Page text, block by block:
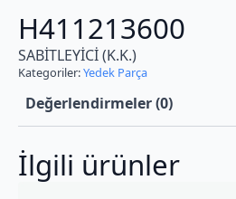
H411213600
SABİTLEYİCİ (K.K.)
Kategoriler:Yedek Parça
Değerlendirmeler (0)
İlgili ürünler